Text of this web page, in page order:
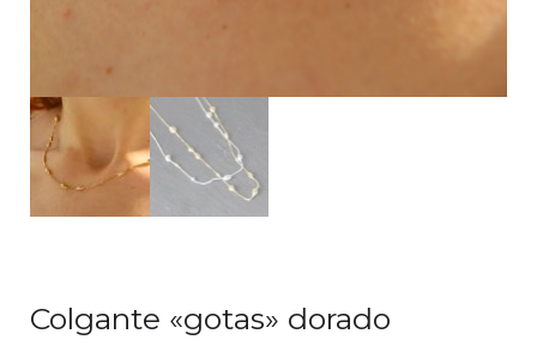
Colgante «gotas» dorado